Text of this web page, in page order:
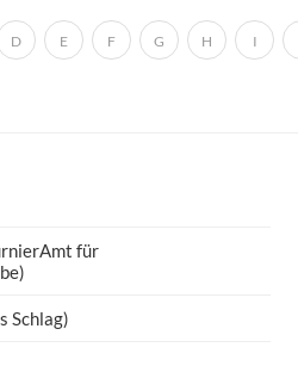
D E F G H I
für
Schlag)